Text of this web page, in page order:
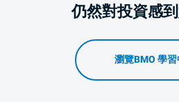
仍然對投資感
瀏覽BMO 學